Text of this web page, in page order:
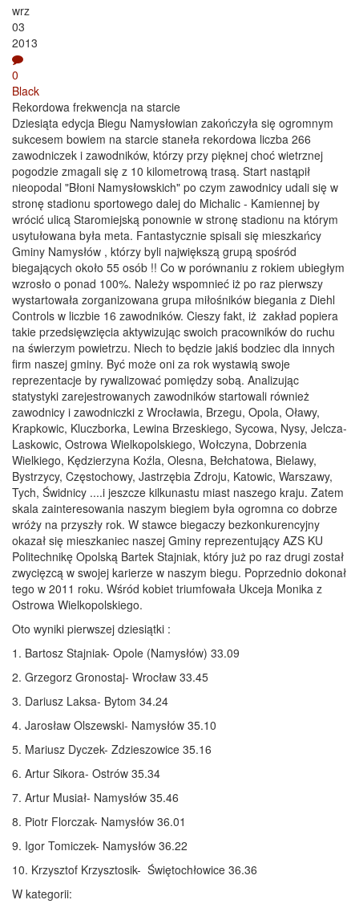
wrz
03
2013
0
Black
Rekordowa frekwencja na starcie
Dziesiąta edycja Biegu Namysłowian zakończyła się ogromnym
sukcesem bowiem na starcie staneła rekordowa liczba 266
zawodniczek i zawodników, którzy przy pięknej choć wietrznej
pogodzie zmagali się z 10 kilometrową trasą. Start nastąpił
nieopodal "Błoni Namysłowskich" po czym zawodnicy udali się w
stronę stadionu sportowego dalej do Michalic - Kamiennej by
wrócić ulicą Staromiejską ponownie w stronę stadionu na którym
usytułowana była meta. Fantastycznie spisali się mieszkańcy
Gminy Namysłów , którzy byli największą grupą spośród
biegających około 55 osób !! Co w porównaniu z rokiem ubiegłym
wzrosło o ponad 100%. Należy wspomnieć iż po raz pierwszy
wystartowała zorganizowana grupa miłośników biegania z Diehl
Controls w liczbie 16 zawodników. Cieszy fakt, iż zakład popiera
takie przedsięwzięcia aktywizując swoich pracowników do ruchu
na świerzym powietrzu. Niech to będzie jakiś bodziec dla innych
firm naszej gminy. Być może oni za rok wystawią swoje
reprezentacje by rywalizować pomiędzy sobą. Analizując
statystyki zarejestrowanych zawodników startowali również
zawodnicy i zawodniczki z Wrocławia, Brzegu, Opola, Oławy,
Krapkowic, Kluczborka, Lewina Brzeskiego, Sycowa, Nysy, Jelcza-
Laskowic, Ostrowa Wielkopolskiego, Wołczyna, Dobrzenia
Wielkiego, Kędzierzyna Koźla, Olesna, Bełchatowa, Bielawy,
Bystrzycy, Częstochowy, Jastrzębia Zdroju, Katowic, Warszawy,
Tych, Świdnicy ....i jeszcze kilkunastu miast naszego kraju. Zatem
skala zainteresowania naszym biegiem była ogromna co dobrze
wróży na przyszły rok. W stawce biegaczy bezkonkurencyjny
okazał się mieszkaniec naszej Gminy reprezentujący AZS KU
Politechnikę Opolską Bartek Stajniak, który już po raz drugi został
zwycięzcą w swojej karierze w naszym biegu. Poprzednio dokonał
tego w 2011 roku. Wśród kobiet triumfowała Ukceja Monika z
Ostrowa Wielkopolskiego.
Oto wyniki pierwszej dziesiątki :
1. Bartosz Stajniak- Opole (Namysłów) 33.09
2. Grzegorz Gronostaj- Wrocław 33.45
3. Dariusz Laksa- Bytom 34.24
4. Jarosław Olszewski- Namysłów 35.10
5. Mariusz Dyczek- Zdzieszowice 35.16
6. Artur Sikora- Ostrów 35.34
7. Artur Musiał- Namysłów 35.46
8. Piotr Florczak- Namysłów 36.01
9. Igor Tomiczek- Namysłów 36.22
10. Krzysztof Krzysztosik- Świętochłowice 36.36
W kategorii: